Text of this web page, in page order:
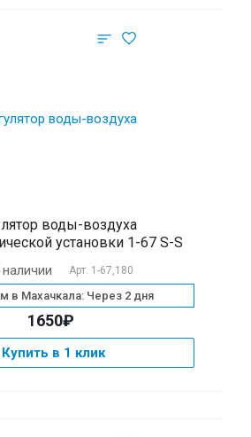
воды-воздуха
установки 1-67 S-S
Арт. 1-67,180
в Махачкала: Через 2 дня
1650₽
Купить в 1 клик